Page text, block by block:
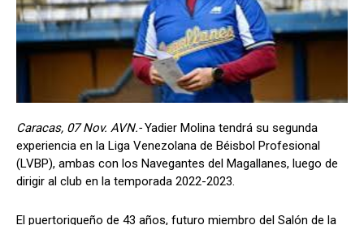
Caracas, 07 Nov. AVN.-Yadier Molina tendrá su segunda
experiencia en la Liga Venezolana de Béisbol Profesional
(LVBP), ambas con los Navegantes del Magallanes, luego de
dirigir al club en la temporada 2022-2023.
El puertoriqueño de 43 años, futuro miembro del Salón de la